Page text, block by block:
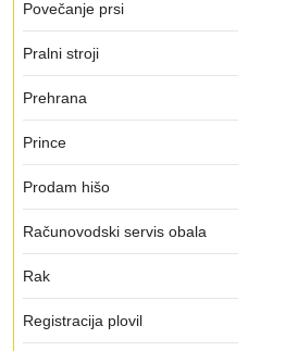
Povečanje prsi
Pralni stroji
Prehrana
Prince
Prodam hišo
Računovodski servis obala
Rak
Registracija plovil